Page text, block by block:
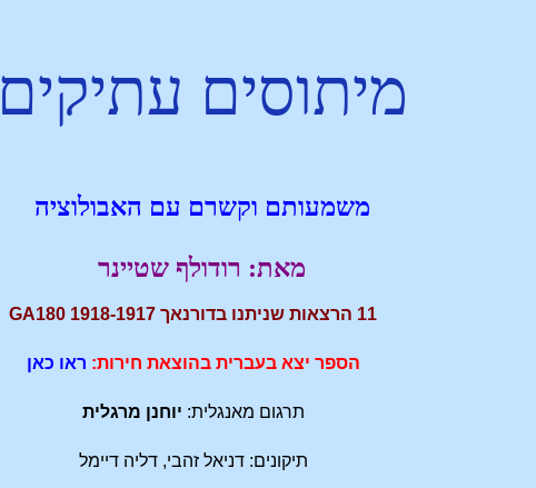
מיתוסים עתיקים
משמעותם וקשרם עם האבולוציה
מאת: רודולף שטיינר
11 הרצאות שניתנו בדורנאך GA180 1918-1917
הספר יצא בעברית בהוצאת חירות: ראו כאן
תרגום מאנגלית: יוחנן מרגלית
תיקונים: דניאל זהבי, דליה דיימל